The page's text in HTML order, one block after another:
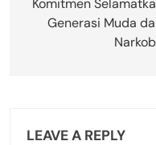
Generasi Muda
LEAVE A REPLY